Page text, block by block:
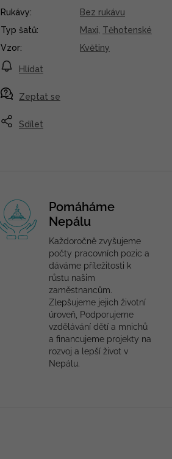
Zeptat se
Hlídat
Sdílet
Rukávy:
Bez rukávu
Typ šatů: Maxi Těhotenské
Vzor: Květiny
Pomáháme
Nepálu
Každoročně zvyšujeme
počty pracovních pozic a
dáváme příležitosti k
růstu našim
zaměstnancům.
Zlepšujeme jejich životní
úroveň, Podporujeme
vzdělávání dětí a mnichů
a financujeme projekty na
rozvoj a lepší život v
Nepálu.